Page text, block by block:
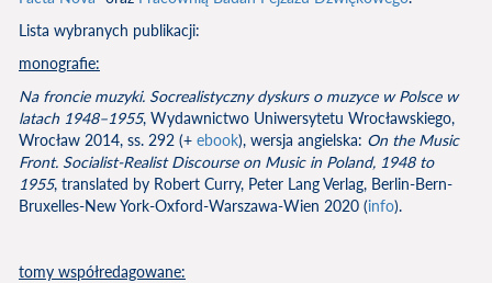
Lista wybranych publikacji:
monografie:
Na froncie muzyki. Socrealistyczny dyskurs o muzyce w Polsce w
latach 1948–1955, Wydawnictwo Uniwersytetu Wrocławskiego,
Wrocław 2014, ss. 292 (+ ebook), wersja angielska: On the Music
Front. Socialist-Realist Discourse on Music in Poland, 1948 to
1955, translated by Robert Curry, Peter Lang Verlag, Berlin-Bern-
Bruxelles-New York-Oxford-Warszawa-Wien 2020 (info).
tomy współredagowane: